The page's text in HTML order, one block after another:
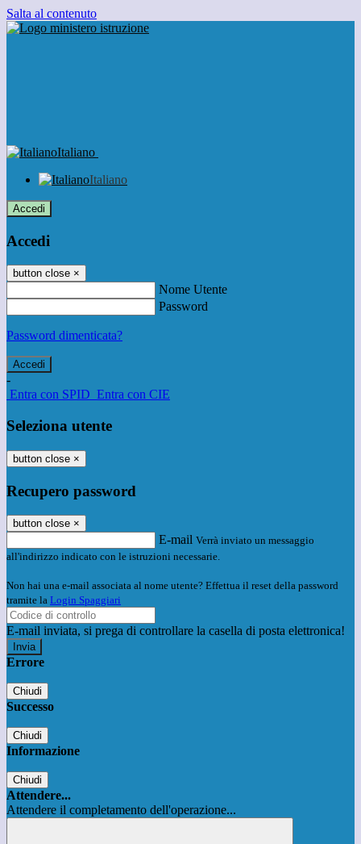
Salta al contenuto
Italiano
Italiano
Accedi
Accedi
button close ×
Nome Utente
Password
Password dimenticata?
-
Entra con SPID Entra con CIE
Seleziona utente
button close ×
Recupero password
button close ×
E-mail Verrà inviato un messaggio
all'indirizzo indicato con le istruzioni necessarie.
Non hai una e-mail associata al nome utente? Effettua il reset della password
tramite la Login Spaggiari
E-mail inviata, si prega di controllare la casella di posta elettronica!
Errore
Chiudi
Successo
Chiudi
Informazione
Chiudi
Attendere...
Attendere il completamento dell'operazione...